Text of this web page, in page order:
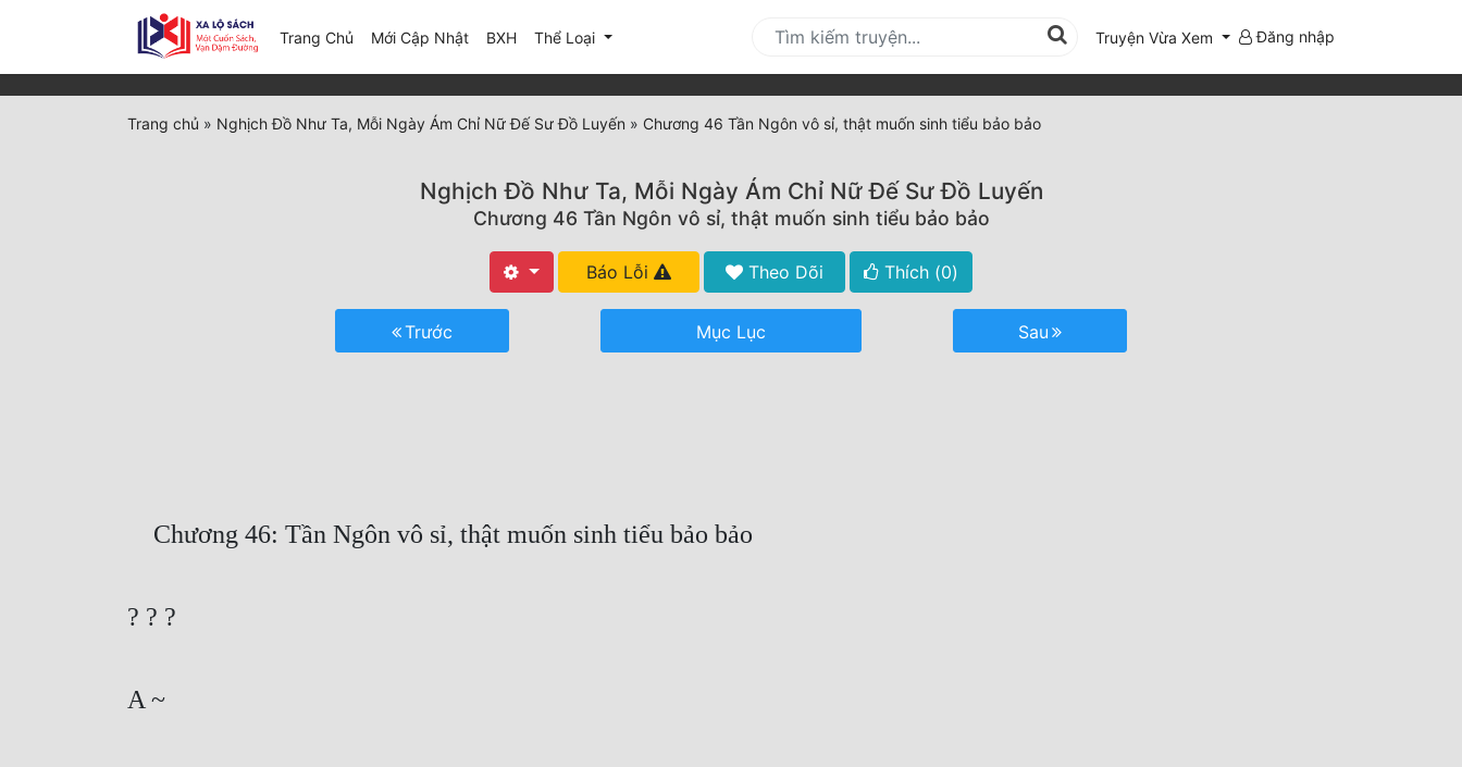
Trang Chủ Mới Cập Nhật(current)
BXH Thể Loại Truyện Vừa Xem Đăng nhập
Trang chủ » Nghịch Đồ Như Ta, Mỗi Ngày Ám Chỉ Nữ Đế Sư Đồ Luyến » Chương 46 Tần Ngôn vô sỉ, thật muốn sinh tiểu bảo bảo
Nghịch Đồ Như Ta, Mỗi Ngày Ám Chỉ Nữ Đế Sư Đồ Luyến
Chương 46 Tần Ngôn vô sỉ, thật muốn sinh tiểu bảo bảo
Báo Lỗi Theo Dõi Thích (0)
Trước Mục Lục Sau
    Chương 46: Tần Ngôn vô sỉ, thật muốn sinh tiểu bảo bảo
? ? ?
A ~